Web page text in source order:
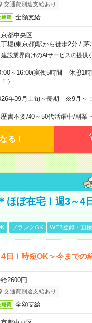
交通費別途支給あり
通費 全額支給
都中央区
丁堀(東京都)駅から徒歩2分/ 茅
建設業界向けのAIサービスの提供
～16:00(実働5時間 休憩1
）
年09月上旬～長期 ※9月～！
歴書不要/40～50代活躍中/副業
る！
ほぼ在宅！週3～4
ブランクOK WEB登録・面
4日！時短OK＞今までの
2600円
交通費別途支給あり
通費 全額支給